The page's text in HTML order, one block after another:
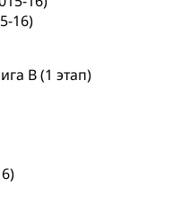
16)
В (1 этап)